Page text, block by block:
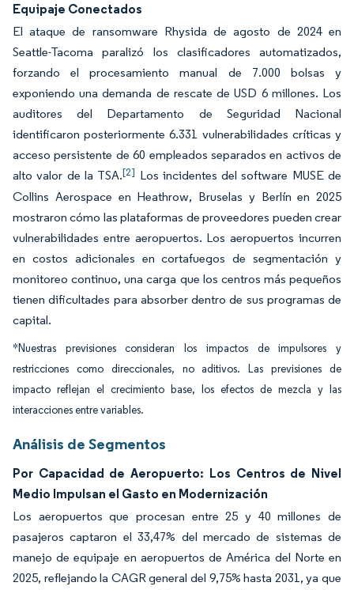
Equipaje Conectados
El ataque de ransomware Rhysida de agosto de 2024 en
Seattle-Tacoma paralizó los clasificadores automatizados,
forzando el procesamiento manual de 7.000 bolsas y
exponiendo una demanda de rescate de USD 6 millones. Los
auditores del Departamento de Seguridad Nacional
identificaron posteriormente 6.331 vulnerabilidades críticas y
acceso persistente de 60 empleados separados en activos de
alto valor de la TSA.[2] Los incidentes del software MUSE de
Collins Aerospace en Heathrow, Bruselas y Berlín en 2025
mostraron cómo las plataformas de proveedores pueden crear
vulnerabilidades entre aeropuertos. Los aeropuertos incurren
en costos adicionales en cortafuegos de segmentación y
monitoreo continuo, una carga que los centros más pequeños
tienen dificultades para absorber dentro de sus programas de
capital.
*Nuestras previsiones consideran los impactos de impulsores y
restricciones como direccionales, no aditivos. Las previsiones de
impacto reflejan el crecimiento base, los efectos de mezcla y las
interacciones entre variables.
Análisis de Segmentos
Por Capacidad de Aeropuerto: Los Centros de Nivel
Medio Impulsan el Gasto en Modernización
Los aeropuertos que procesan entre 25 y 40 millones de
pasajeros captaron el 33,47% del mercado de sistemas de
manejo de equipaje en aeropuertos de América del Norte en
2025, reflejando la CAGR general del 9,75% hasta 2031, ya que